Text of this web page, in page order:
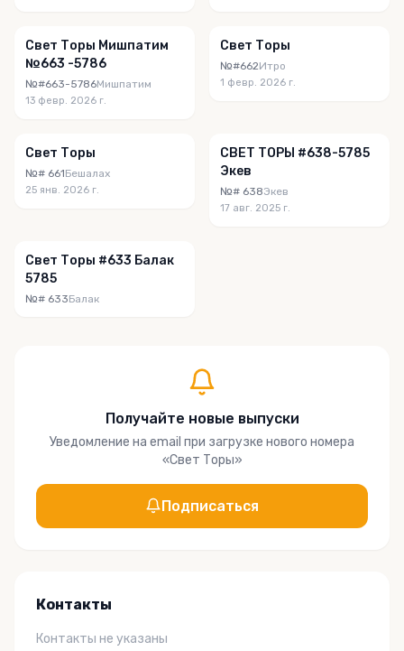
Свет Торы Мишпатим
№663 -5786
№#663-5786Мишпатим
13 февр. 2026 г.
Свет Торы
№#662Итро
1 февр. 2026 г.
Свет Торы
№# 661Бешалах
25 янв. 2026 г.
СВЕТ ТОРЫ #638-5785
Экев
№# 638Экев
17 авг. 2025 г.
Свет Торы #633 Балак
5785
№# 633Балак
Получайте новые выпуски
Уведомление на email при загрузке нового номера
«Свет Торы»
Подписаться
Контакты
Контакты не указаны